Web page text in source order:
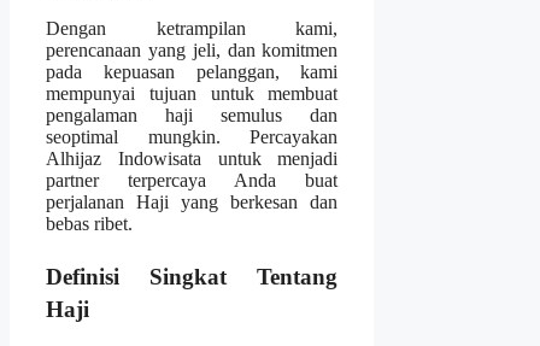
Dengan ketrampilan kami,
perencanaan yang jeli, dan komitmen
pada kepuasan pelanggan, kami
mempunyai tujuan untuk membuat
pengalaman haji semulus dan
seoptimal mungkin. Percayakan
Alhijaz Indowisata untuk menjadi
partner terpercaya Anda buat
perjalanan Haji yang berkesan dan
bebas ribet.
Definisi Singkat Tentang
Haji